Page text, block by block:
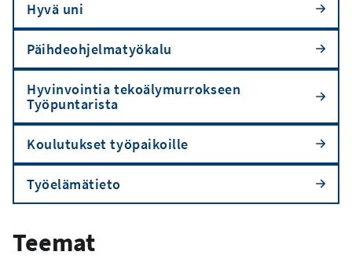
Hyvä uni
Päihdeohjelmatyökalu
Hyvinvointia tekoälymurrokseen
Työpuntarista
Koulutukset työpaikoille
Työelämätieto
Teemat